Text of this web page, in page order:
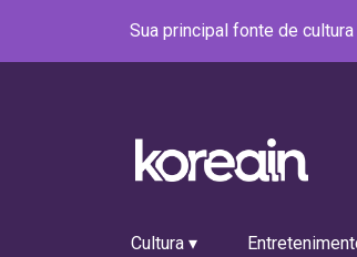
Sua principal fonte de
Cultura ▾